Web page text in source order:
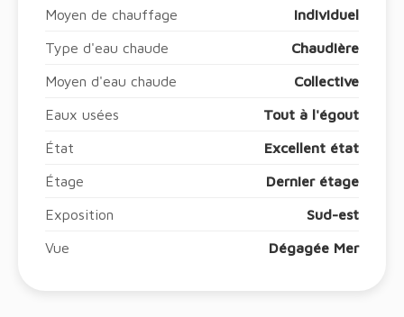
Moyen de chauffage Individuel
Type d'eau chaude Chaudière
Moyen d'eau chaude Collective
Eaux usées Tout à l'égout
État Excellent état
Étage Dernier étage
Exposition Sud-est
Vue Dégagée Mer